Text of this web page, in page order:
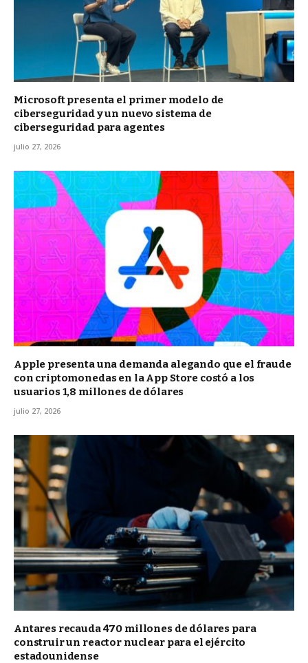
Microsoft presenta el primer modelo de
ciberseguridad y un nuevo sistema de
ciberseguridad para agentes
julio 27, 2026
Apple presenta una demanda alegando que el fraude
con criptomonedas en la App Store costó a los
usuarios 1,8 millones de dólares
julio 27, 2026
Antares recauda 470 millones de dólares para
construir un reactor nuclear para el ejército
estadounidense